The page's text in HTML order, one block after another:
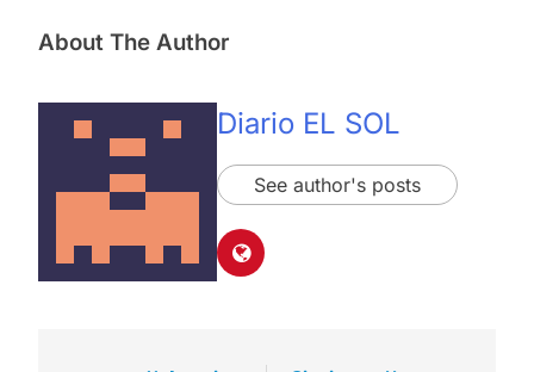
About The Author
Diario EL SOL
See author's posts